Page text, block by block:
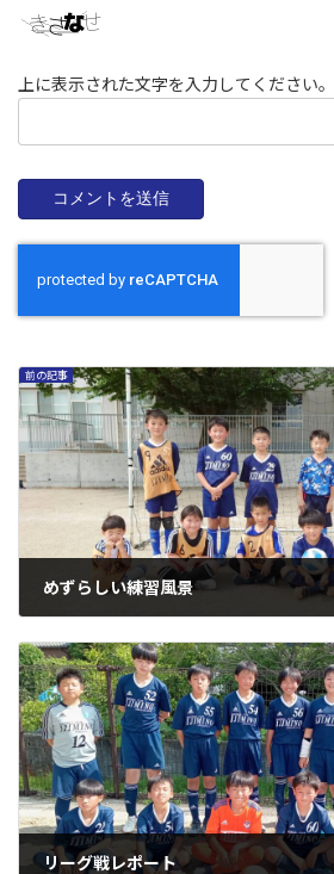
上に表示された文字を入力してください。
前の記事
めずらしい練習風景
リーグ戦レポート